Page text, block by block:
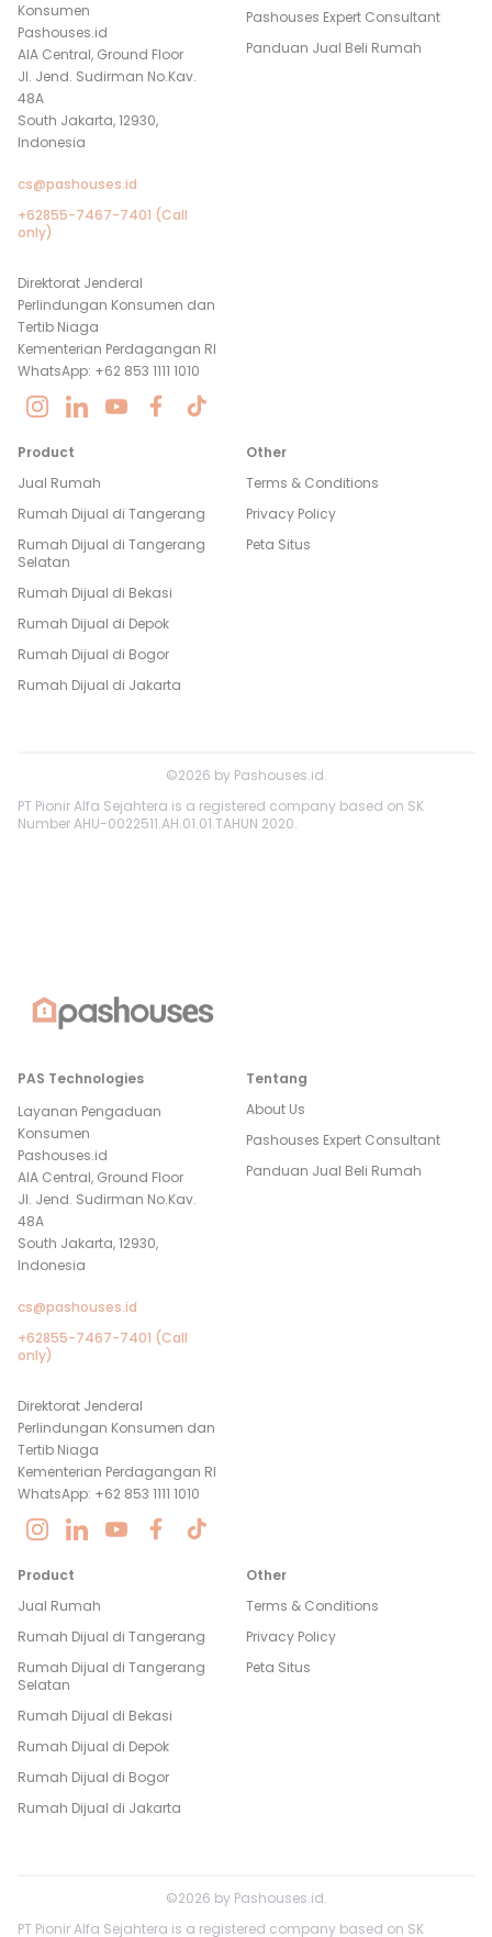
Konsumen
Pashouses.id
AIA Central, Ground Floor
Jl. Jend. Sudirman No.Kav.
48A
South Jakarta, 12930,
Indonesia
cs@pashouses.id
+62855-7467-7401 (Call
only)
Direktorat Jenderal
Perlindungan Konsumen dan
Tertib Niaga
Kementerian Perdagangan RI
WhatsApp: +62 853 1111 1010
Pashouses Expert Consultant
Panduan Jual Beli Rumah
Product
Jual Rumah
Rumah Dijual di Tangerang
Rumah Dijual di Tangerang
Selatan
Rumah Dijual di Bekasi
Rumah Dijual di Depok
Rumah Dijual di Bogor
Rumah Dijual di Jakarta
Other
Terms & Conditions
Privacy Policy
Peta Situs
©2026 by Pashouses.id.
PT Pionir Alfa Sejahtera is a registered company based on SK
Number AHU-0022511.AH.01.01.TAHUN 2020.
PAS Technologies
Layanan Pengaduan
Konsumen
Pashouses.id
AIA Central, Ground Floor
Jl. Jend. Sudirman No.Kav.
48A
South Jakarta, 12930,
Indonesia
cs@pashouses.id
+62855-7467-7401 (Call
only)
Direktorat Jenderal
Perlindungan Konsumen dan
Tertib Niaga
Kementerian Perdagangan RI
WhatsApp: +62 853 1111 1010
Tentang
About Us
Pashouses Expert Consultant
Panduan Jual Beli Rumah
Product
Jual Rumah
Rumah Dijual di Tangerang
Rumah Dijual di Tangerang
Selatan
Rumah Dijual di Bekasi
Rumah Dijual di Depok
Rumah Dijual di Bogor
Rumah Dijual di Jakarta
Other
Terms & Conditions
Privacy Policy
Peta Situs
©2026 by Pashouses.id.
PT Pionir Alfa Sejahtera is a registered company based on SK